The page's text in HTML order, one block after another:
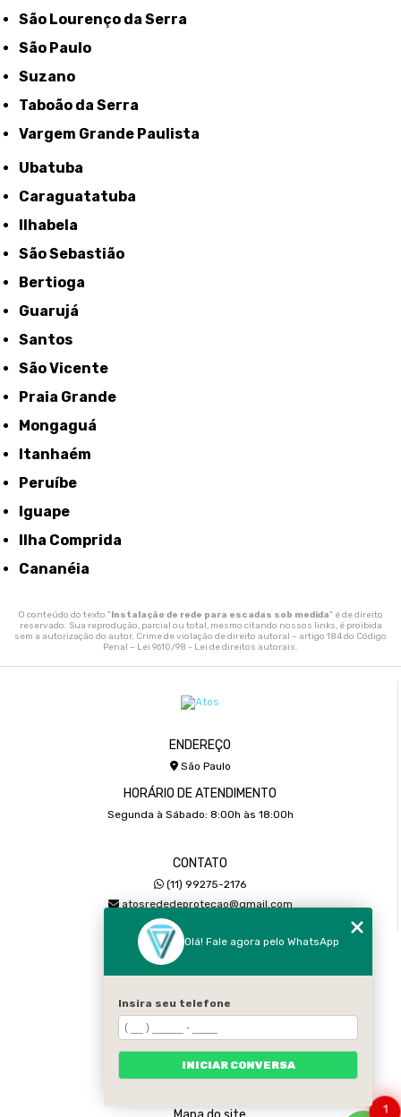
São Lourenço da Serra
São Paulo
Suzano
Taboão da Serra
Vargem Grande Paulista
Ubatuba
Caraguatatuba
Ilhabela
São Sebastião
Bertioga
Guarujá
Santos
São Vicente
Praia Grande
Mongaguá
Itanhaém
Peruíbe
Iguape
Ilha Comprida
Cananéia
O conteúdo do texto "Instalação de rede para escadas sob medida" é de direito
reservado. Sua reprodução, parcial ou total, mesmo citando nossos links, é proibida
sem a autorização do autor. Crime de violação de direito autoral – artigo 184 do Código
Penal – Lei 9610/98 - Lei de direitos autorais.
ENDEREÇO
São Paulo
HORÁRIO DE ATENDIMENTO
Segunda à Sábado: 8:00h às 18:00h
CONTATO
(11) 99275-2176
atosrededeprotecao@gmail.com
Home
Sobre
Galeria
Contato
1
Olá! Fale agora pelo WhatsApp
Insira seu telefone
INICIAR CONVERSA